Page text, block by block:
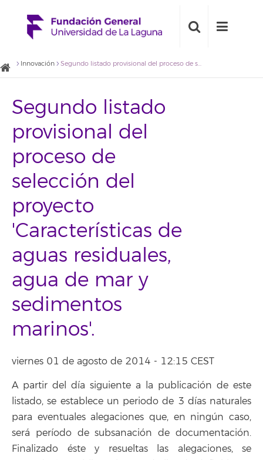
Innovación Segundo listado provisional del proceso de selección del proyecto 'Características de aguas residuales, agua de mar y sedimentos marinos'.
Segundo listado
provisional del
proceso de
selección del
proyecto
'Características de
aguas residuales,
agua de mar y
sedimentos
marinos'.
viernes 01 de agosto de 2014 - 12:15 CEST
A partir del día siguiente a la publicación de este
listado, se establece un periodo de 3 días naturales
para eventuales alegaciones que, en ningún caso,
será período de subsanación de documentación.
Finalizado éste y resueltas las alegaciones, se